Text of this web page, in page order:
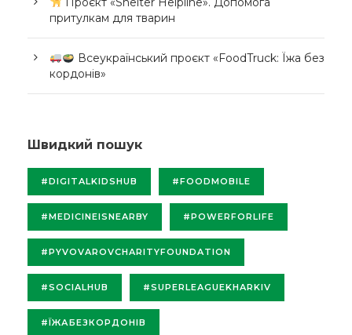
притулкам для тварин
Всеукраїнський проєкт «FoodTruck: Їжа без
кордонів»
Швидкий пошук
#DIGITALKIDSHUB #FOODMOBILE
#MEDICINEISNEARBY #POWERFORLIFE
#PYVOVAROVCHARITYFOUNDATION
#SOCIALHUB #SUPERLEAGUEKHARKIV
#ЇЖАБЕЗКОРДОНІВ